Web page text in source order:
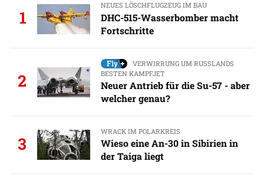
1
NEUES LÖSCHFLUGZEUG IM BAU
DHC-515-Wasserbomber macht
Fortschritte
2
VERWIRRUNG UM RUSSLANDS
BESTEN KAMPFJET
Neuer Antrieb für die Su-57 - aber
welcher genau?
3
WRACK IM POLARKREIS
Wieso eine An-30 in Sibirien in
der Taiga liegt